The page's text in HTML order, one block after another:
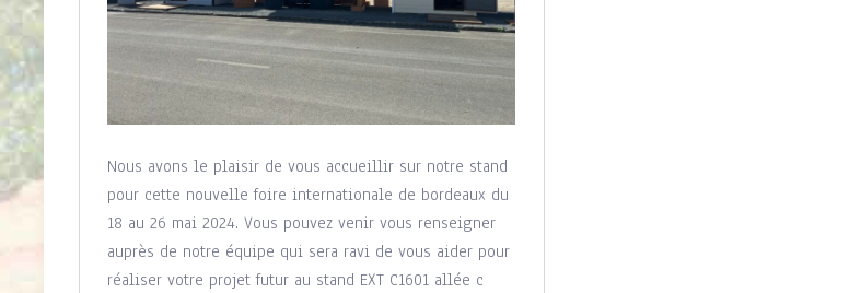
Nous avons le plaisir de vous accueillir sur notre stand
pour cette nouvelle foire internationale de bordeaux du
18 au 26 mai 2024. Vous pouvez venir vous renseigner
auprès de notre équipe qui sera ravi de vous aider pour
réaliser votre projet futur au stand EXT C1601 allée c